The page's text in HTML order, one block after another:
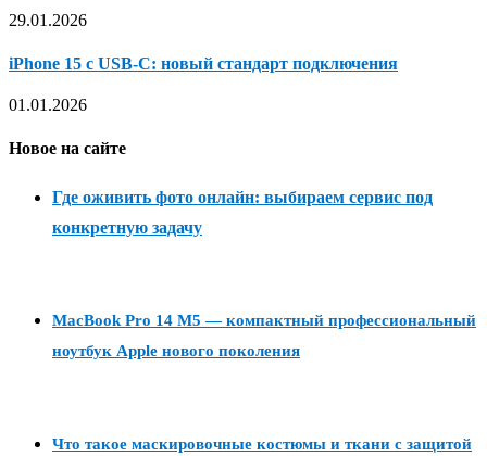
29.01.2026
iPhone 15 с USB-C: новый стандарт подключения
01.01.2026
Новое на сайте
Где оживить фото онлайн: выбираем сервис под
конкретную задачу
MacBook Pro 14 M5 — компактный профессиональный
ноутбук Apple нового поколения
Что такое маскировочные костюмы и ткани с защитой